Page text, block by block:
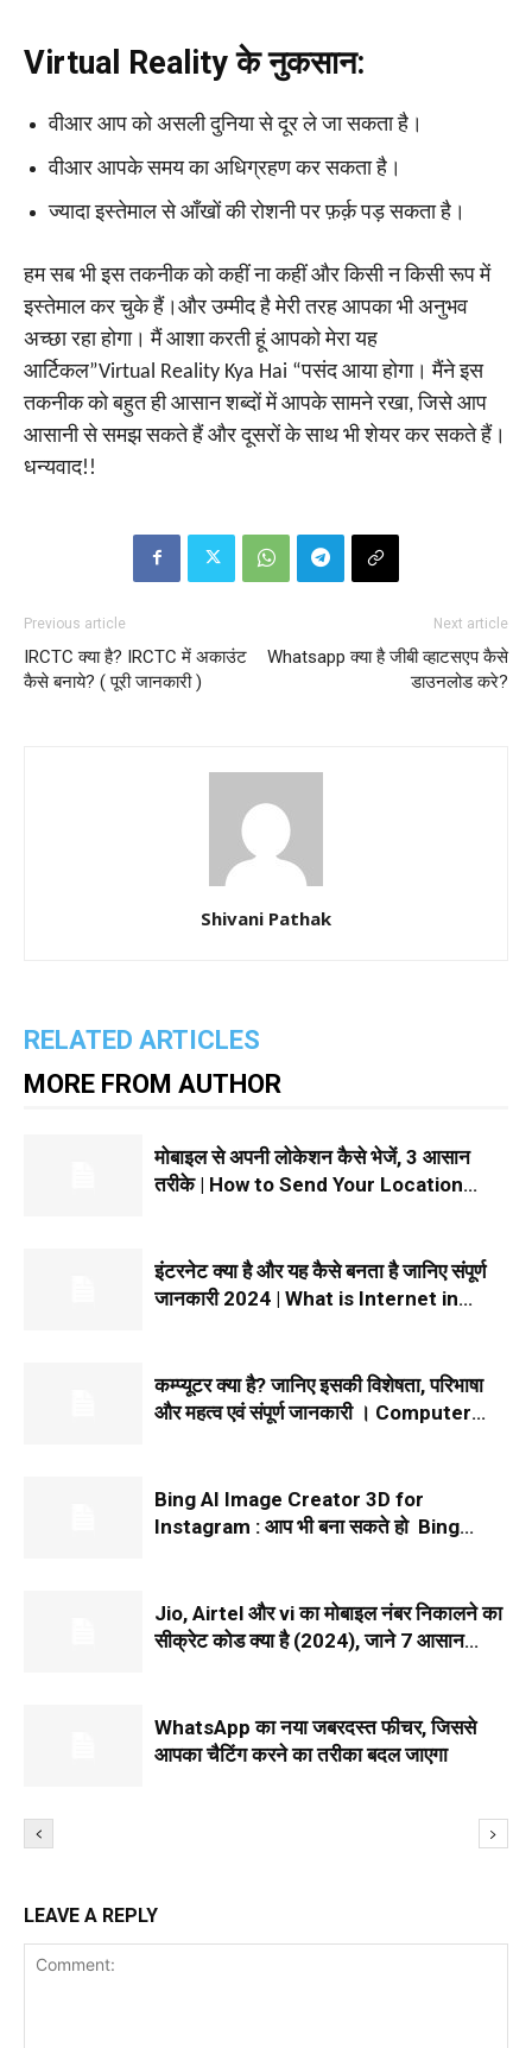
Virtual Reality के नुकसान:
वीआर आप को असली दुनिया से दूर ले जा सकता है।
वीआर आपके समय का अधिग्रहण कर सकता है।
ज्यादा इस्तेमाल से आँखों की रोशनी पर फ़र्क़ पड़ सकता है।
हम सब भी इस तकनीक को कहीं ना कहीं और किसी न किसी रूप में
इस्तेमाल कर चुके हैं।और उम्मीद है मेरी तरह आपका भी अनुभव
अच्छा रहा होगा। मैं आशा करती हूं आपको मेरा यह
आर्टिकल”Virtual Reality Kya Hai “पसंद आया होगा। मैंने इस
तकनीक को बहुत ही आसान शब्दों में आपके सामने रखा, जिसे आप
आसानी से समझ सकते हैं और दूसरों के साथ भी शेयर कर सकते हैं।
धन्यवाद!!
Previous article
IRCTC क्या है? IRCTC में अकाउंट
कैसे बनाये? ( पूरी जानकारी )
Next article
Whatsapp क्या है जीबी व्हाटसएप कैसे
डाउनलोड करे?
Shivani Pathak
RELATED ARTICLES
MORE FROM AUTHOR
मोबाइल से अपनी लोकेशन कैसे भेजें, 3 आसान
तरीके | How to Send Your Location
इंटरनेट क्या है और यह कैसे बनता है जानिए संपूर्ण
जानकारी 2024 | What is Internet in
कम्प्यूटर क्या है? जानिए इसकी विशेषता, परिभाषा
और महत्व एवं संपूर्ण जानकारी । Computer
Bing AI Image Creator 3D for
Instagram : आप भी बना सकते हो Bing
Jio, Airtel और vi का मोबाइल नंबर निकालने का
सीक्रेट कोड क्या है (2024), जाने 7 आसान
WhatsApp का नया जबरदस्त फीचर, जिससे
आपका चैटिंग करने का तरीका बदल जाएगा
LEAVE A REPLY